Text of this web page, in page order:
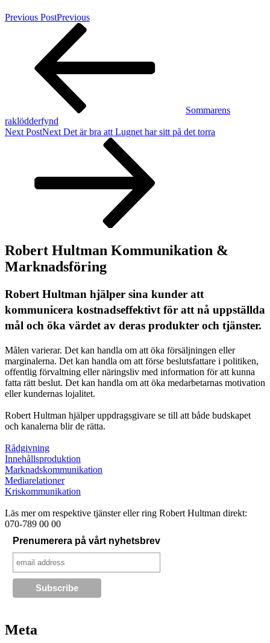
Previous PostPrevious
Sommarens
raklödderfynd
Next PostNext Det är bra att Lugnet har sitt på det torra
Robert Hultman Kommunikation &
Marknadsföring
Robert Hultman hjälper sina kunder att
kommunicera kostnadseffektivt för att nå uppställda
mål och öka värdet av deras produkter och tjänster.
Målen varierar. Det kan handla om att öka försäljningen eller
marginalerna. Det kan handla om att förse beslutsfattare i politiken,
offentlig förvaltning eller näringsliv med information för att kunna
fatta rätt beslut. Det kan handla om att öka medarbetarnas motivation
eller kundernas lojalitet.
Robert Hultman hjälper uppdragsgivare se till att både budskapet
och kanalerna blir de rätta.
Rådgivning
Innehållsproduktion
Marknadskommunikation
Mediarelationer
Kriskommunikation
Läs mer om respektive tjänster eller ring Robert Hultman direkt:
070-789 00 00
Prenumerera på vårt nyhetsbrev
Meta